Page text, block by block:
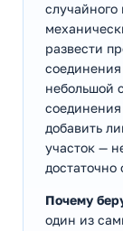
развести
небольшой
добавить
участок —
достаточно
Почему
один из